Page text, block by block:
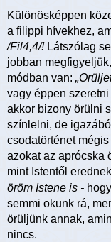
Különösképpen
a filippi hívekhez,
/Fil4,4/! Látszólag
jobban
módban van:
vagy éppen
akkor bizony örülni
színlelni, de
csodatörténet
azokat az aprócska
mint Istentől
öröm Istene is -
semmi okunk rá,
örüljünk annak,
nincs.